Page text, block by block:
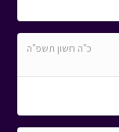
כ"ה חשון תשפ"ה